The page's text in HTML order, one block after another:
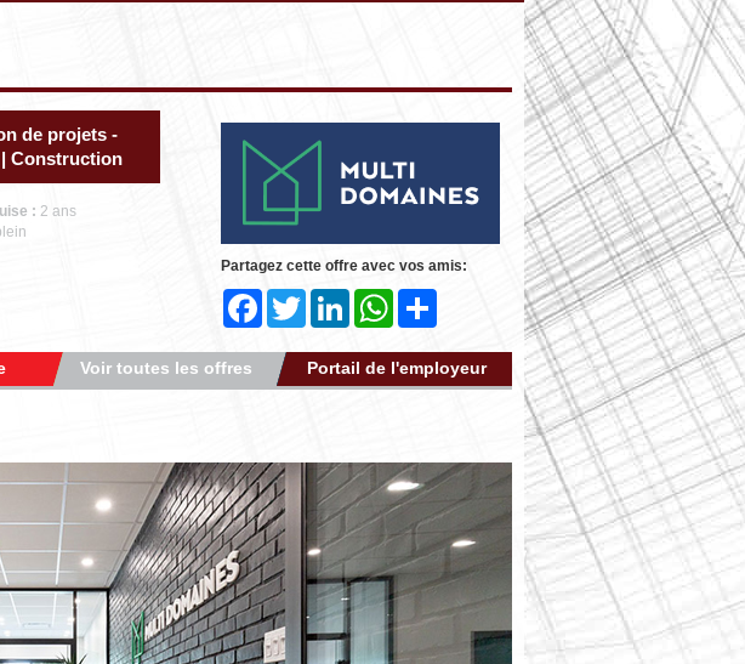
de projets -
Construction
: 2 ans
Partagez cette offre avec vos amis:
FacebookTwitter LinkedInWhatsApp
Portail de l'employeur
Voir toutes les offres